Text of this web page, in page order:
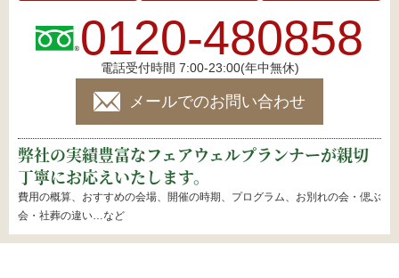
0120-480858
電話受付時間 7:00-23:00(年中無休)
メールでのお問い合わせ
弊社の実績豊富なフェアウェルプランナーが親切
丁寧にお応えいたします。
費用の概算、おすすめの会場、開催の時期、プログラム、お別れの会・偲ぶ
会・社葬の違い…など